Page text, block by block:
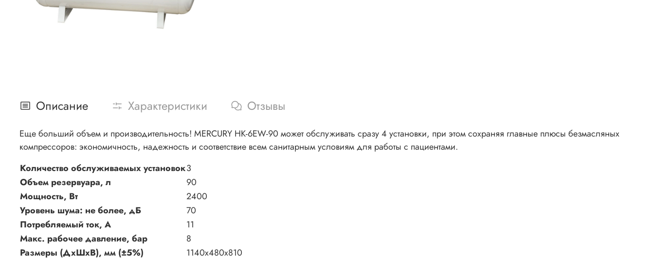
Описание Характеристики Отзывы
Еще больший объем и производительность! MERCURY HK-6EW-90 может обслуживать сразу 4 установки, при этом сохраняя главные плюсы безмасляных
компрессоров: экономичность, надежность и соответствие всем санитарным условиям для работы с пациентами.
Количество обслуживаемых установок3
Объем резервуара, л
90
Мощность, Вт
2400
Уровень шума: не более, дБ
70
Потребляемый ток, А
11
Макс. рабочее давление, бар
8
Размеры (ДхШхВ), мм (±5%)
1140x480x810